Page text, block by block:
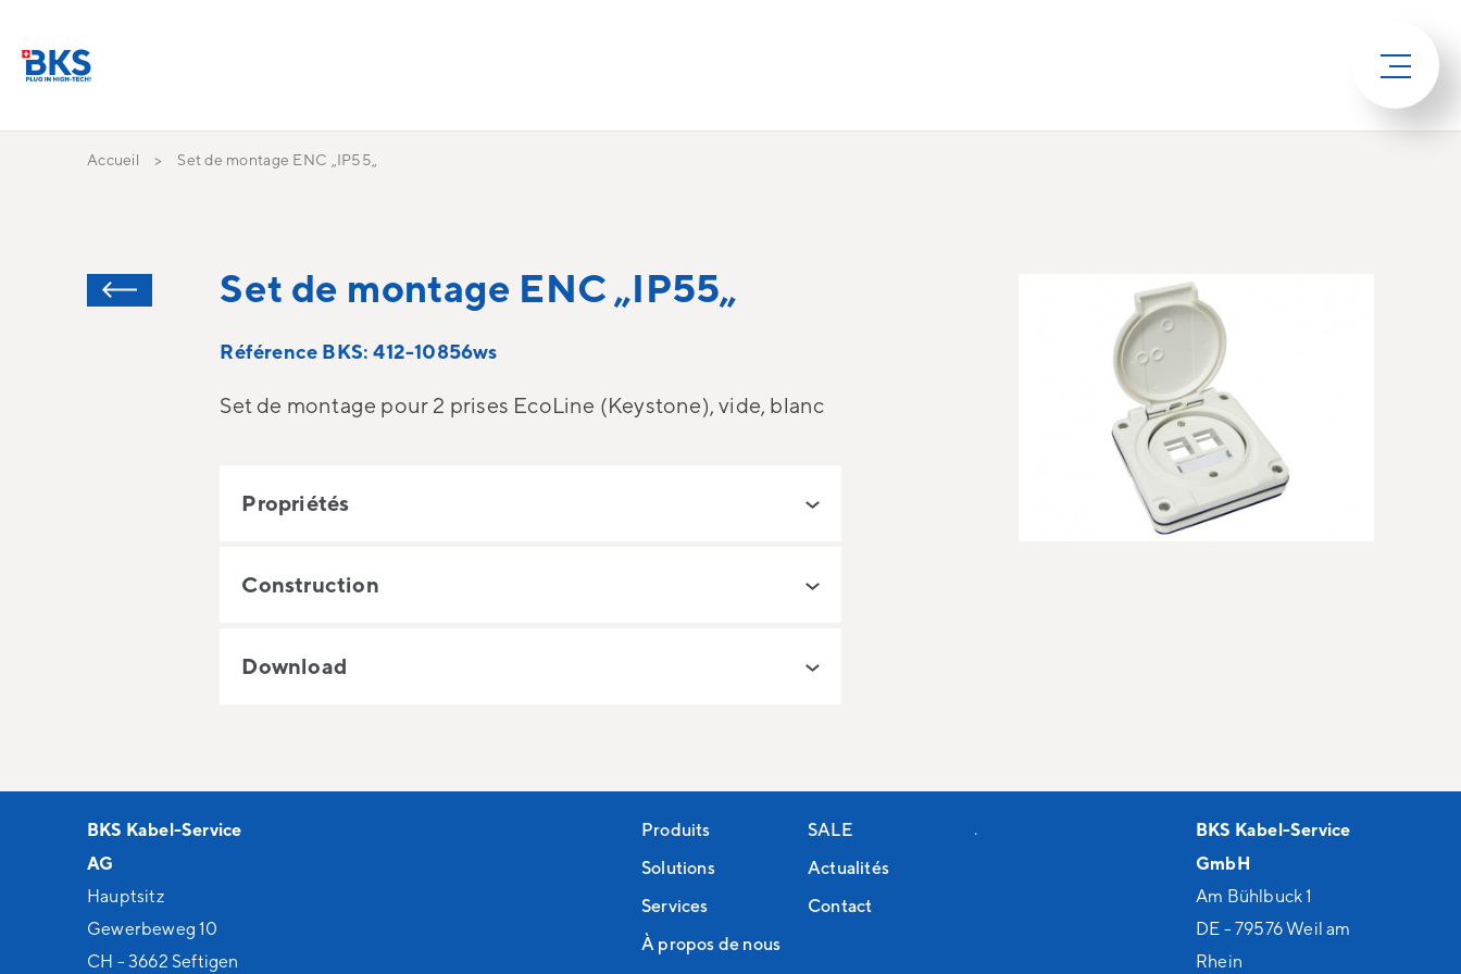
Accueil Set de montage ENC „IP55„
Set de montage ENC „IP55„
Référence BKS: 412-10856ws
Set de montage pour 2 prises EcoLine (Keystone), vide, blanc
Propriétés
Construction
Download
BKS Kabel-Service
AG
Hauptsitz
Gewerbeweg 10
CH - 3662 Seftigen
Produits
Solutions
Services
À propos de nous
SALE
Actualités
Contact
.
BKS Kabel-Service
GmbH
Am Bühlbuck 1
DE - 79576 Weil am
Rhein